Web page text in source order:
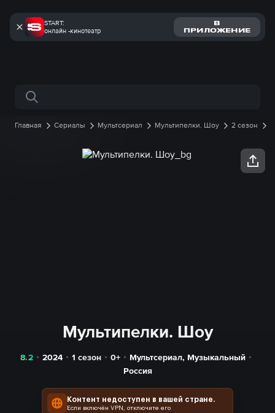
START:
онлайн -кинотеатр
В
ПРИЛОЖЕНИЕ
Поиск по сайту
Главная Сериалы Мультсериал Мультипелки. Шоу
2 сезон
Мультипелки. Шоу
8.2 2024 1 сезон 0+ Мультсериал, Музыкальный
Россия
Контент недоступен в вашей стране.
Если включён VPN, отключите его